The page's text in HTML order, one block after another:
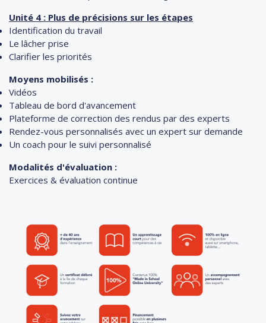
Unité 4 : Plus de précisions sur les étapes
Identification du travail
Le lâcher prise
Clarifier les priorités
Moyens mobilisés :
Vidéos
Tableau de bord d'avancement
Plateforme de correction des rendus par des experts
Rendez-vous personnalisés avec un expert sur demande
Un coach pour le suivi personnalisé
Modalités d'évaluation :
Exercices & évaluation continue